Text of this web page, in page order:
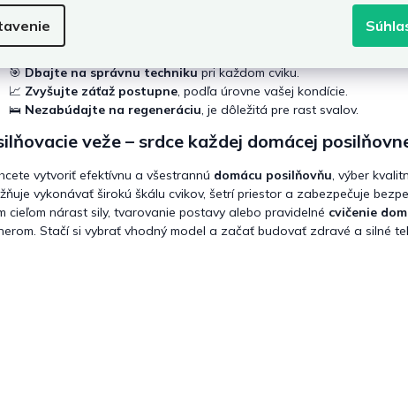
pre bezpečný a efektívny tréning
🎯Dbajte na správnu technikupri každom cviku.
📈 Zvyšujte záťaž postupne, podľa úrovne vašej kondície.
🛌 Nezabúdajte na regeneráciu, je dôležitá pre rast svalov.
veže – srdce každej domácej
vytvoriť efektívnu a všestrannú domácu posilňovňu, výber
vykonávať širokú škálu cvikov, šetrí priestor a zabezpečuje
cieľom nárast sily, tvarovanie postavy alebo pravidelné cvičenie
Stačí si vybrať vhodný model a začať budovať zdravé a silné